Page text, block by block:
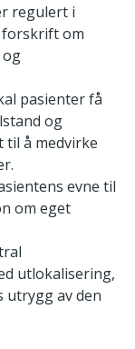
regulert i
om
og
pasienter få
og
å medvirke
evne til
om eget
utlokalisering,
utrygg av den